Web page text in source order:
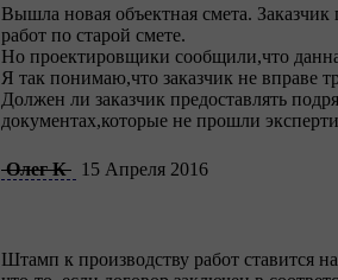
Вышла новая объектная смета.
работ по старой смете.
Но проектировщики сообщили,что
Я так понимаю,что заказчик не вправе
Должен ли заказчик предоставлять
документах,которые не прошли
Олег К 15 Апреля 2016
Штамп к производству работ ставится